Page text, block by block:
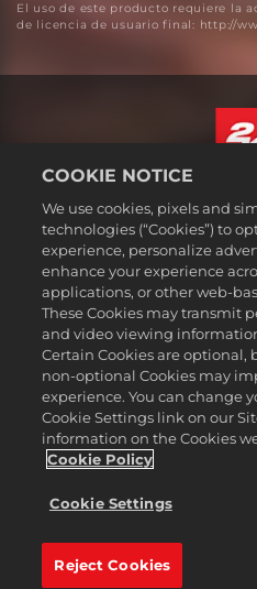
El uso de este producto requiere la
de licencia de usuario final: http://
Aviso
Política de
Política
Atención
No vender ni compartir
Order
2K Ad
©2016-2026 Take-Two Interactive
Civilization, and their respective
Interactive Software,
Todas las marcas comerciales
Español
COOKIE NOTICE
We use cookies, pixels and
technologies (“Cookies”) to
experience, personalize
enhance your experience
applications, or other web-
These Cookies may transmit
and video viewing
Certain Cookies are
non-optional Cookies may
experience. You can change
Cookie Settings link on our
information on the Cookies
Cookie Policy
Cookie Settings
Reject Cookies